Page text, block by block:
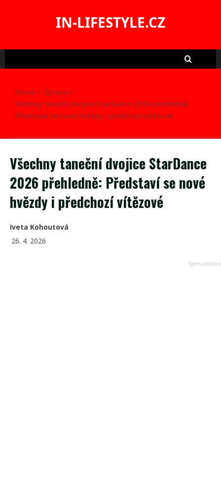
IN-LIFESTYLE.CZ
Domů
Zprávy
Všechny taneční dvojice StarDance 2026 přehledně:
Představí se nové hvězdy i předchozí vítězové
Všechny taneční dvojice StarDance
2026 přehledně: Představí se nové
hvězdy i předchozí vítězové
Iveta Kohoutová
26. 4. 2026